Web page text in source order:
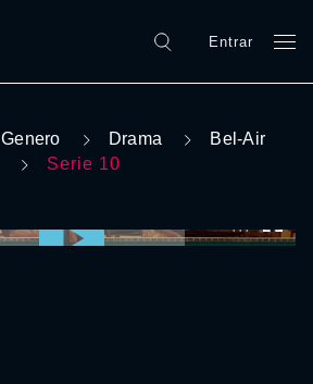
Entrar
Genero Drama
Bel-Air
Serie 10